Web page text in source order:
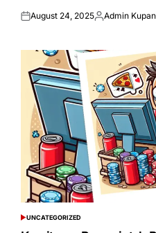
Posted
August 24, 2025Posted
Admin
POSTED
IN
UNCATEGORIZED